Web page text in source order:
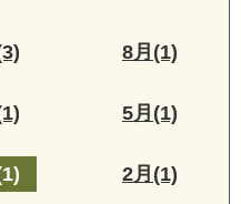
8月(1)
5月(1)
2月(1)